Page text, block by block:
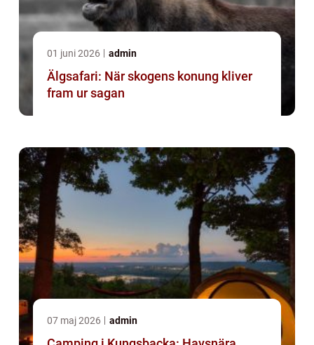
01 juni 2026 admin
Älgsafari: När skogens konung kliver
fram ur sagan
07 maj 2026 admin